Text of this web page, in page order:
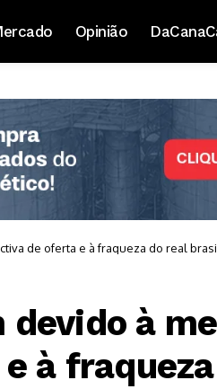
Opinião
de oferta e à fraqueza do real
devido à
à